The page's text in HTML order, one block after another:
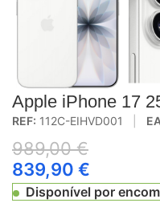
Apple iPhone 17
REF: 112C-EIHVD001
989,00€
839,90 €
Disponível por